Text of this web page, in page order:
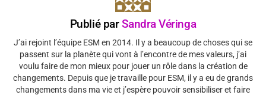
Publié parSandra Véringa
J’ai rejoint l’équipe ESM en 2014. Il y a beaucoup de choses qui se
passent sur la planète qui vont à l’encontre de mes valeurs, j’ai
voulu faire de mon mieux pour jouer un rôle dans la création de
changements. Depuis que je travaille pour ESM, il y a eu de grands
changements dans ma vie et j’espère pouvoir sensibiliser et faire